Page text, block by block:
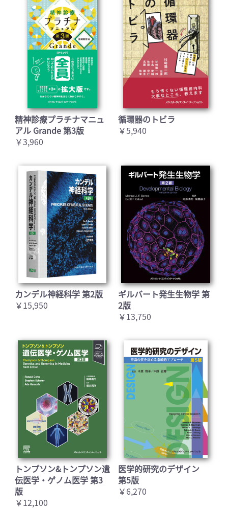
精神診療プラチナマニュ
アル Grande 第3版
￥3,960
循環器のトビラ
￥5,940
カンデル神経科学 第2版
￥15,950
ギルバート発生生物学 第
2版
￥13,750
トンプソン&トンプソン遺
伝医学・ゲノム医学 第3
版
￥12,100
医学的研究のデザイン
第5版
￥6,270